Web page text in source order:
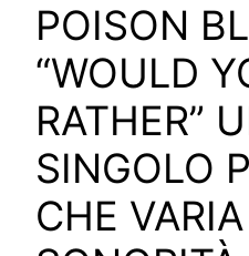
POISON
“WOULD
RATHER”
SINGOLO
CHE